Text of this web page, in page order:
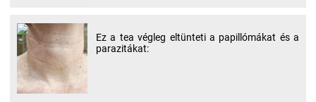
Ez a tea végleg eltünteti a papillómákat és a
parazitákat: